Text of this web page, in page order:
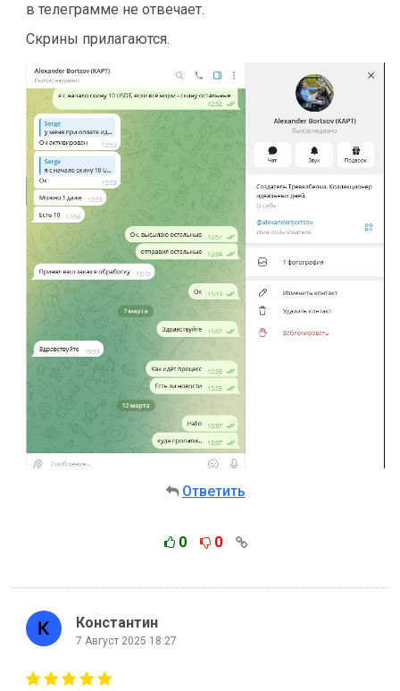
в телеграмме не отвечает.
Скрины прилагаются.
Ответить
0 0
Константин
7 Август 2025 18:27